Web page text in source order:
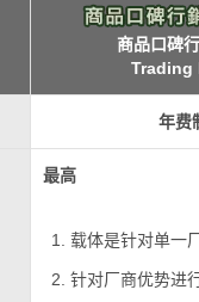
商品口碑
Trading
年费
最高
载体是针对单一
针对厂商优势进